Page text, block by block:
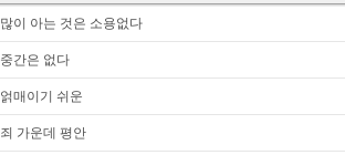
많이 아는 것은 소용없다
중간은 없다
얽매이기 쉬운
죄 가운데 평안